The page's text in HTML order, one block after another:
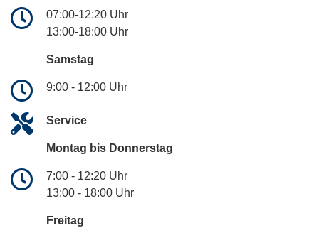
07:00-12:20 Uhr
13:00-18:00 Uhr
Samstag
9:00 - 12:00 Uhr
Service
Montag bis Donnerstag
7:00 - 12:20 Uhr
13:00 - 18:00 Uhr
Freitag